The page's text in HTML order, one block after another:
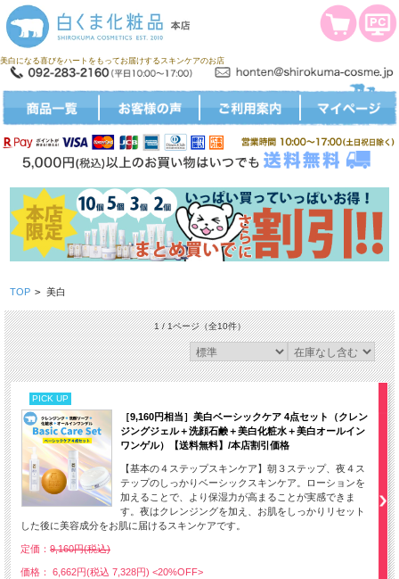
美白になる喜びをハートをもってお届けするスキンケアのお店
TOP > 美白
1 / 1ページ（全10件）
PICK UP
［9,160円相当］美白ベーシックケア 4点セット（クレン
ジングジェル＋洗顔石鹸＋美白化粧水＋美白オールイン
ワンゲル）【送料無料】/本店割引価格
【基本の４ステップスキンケア】朝３ステップ、夜４ス
テップのしっかりベーシックスキンケア。ローションを
加えることで、より保湿力が高まることが実感できま
す。夜はクレンジングを加え、お肌をしっかりリセット
した後に美容成分をお肌に届けるスキンケアです。
定価： 9,160円(税込)
価格： 6,662円(税込 7,328円) <20%OFF>